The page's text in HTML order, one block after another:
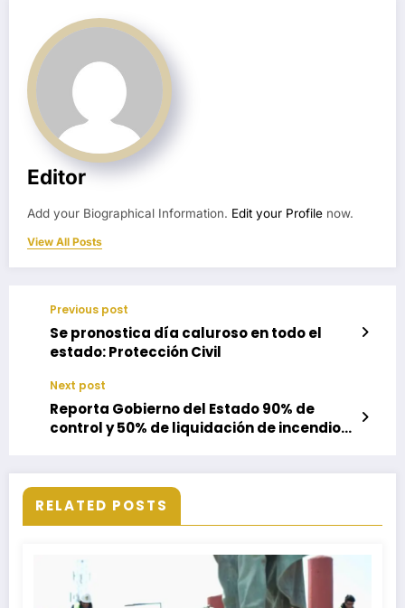
Editor
Add your Biographical Information. Edit your Profile now.
View All Posts
Previous post
Se pronostica día caluroso en todo el
estado: Protección Civil
Next post
Reporta Gobierno del Estado 90% de
control y 50% de liquidación de incendio
RELATED POSTS